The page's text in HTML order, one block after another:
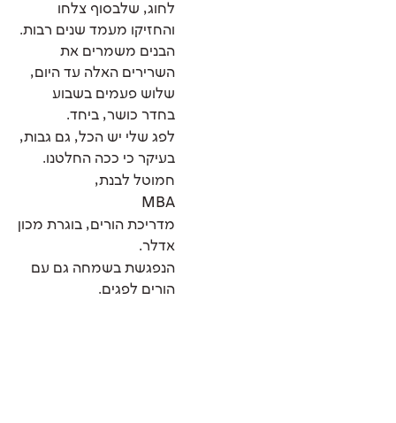
לחוג, שלבסוף צלחו
והחזיקו מעמד שנים רבות.
הבנים משמרים את
השרירים האלה עד היום,
שלוש פעמים בשבוע
בחדר כושר, ביחד.
לפג שלי יש הכל, גם גבות,
בעיקר כי ככה החלטנו.
חמוטל לבנת,
MBA
מדריכת הורים, בוגרת מכון
אדלר.
הנפגשת בשמחה גם עם
הורים לפגים.